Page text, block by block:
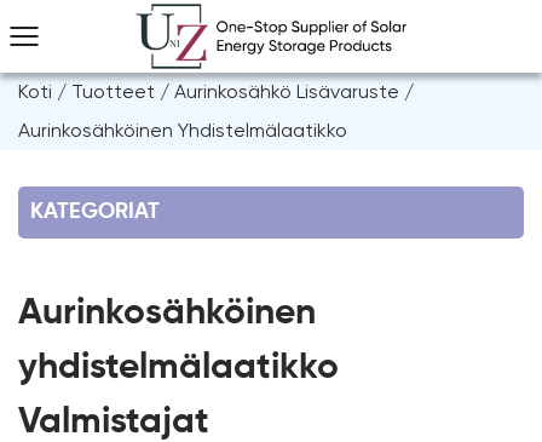
Koti / Tuotteet / Aurinkosähkö Lisävaruste /
Aurinkosähköinen Yhdistelmälaatikko
KATEGORIAT
Aurinkosähköinen
yhdistelmälaatikko
Valmistajat